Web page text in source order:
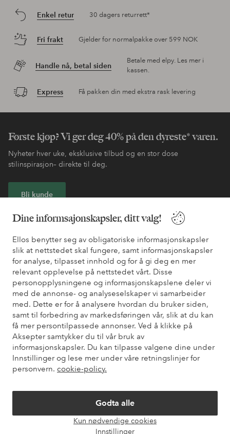
Dine informsajonskapsler, ditt valg!
Ellos benytter seg av obligatoriske informasjonskapsler
slik at nettstedet skal fungere, samt informasjonskapsler
for analyse, tilpasset innhold og for å gi deg en mer
relevant opplevelse på nettstedet vårt. Disse
personopplysningene og informasjonskapslene deler vi
med de annonse- og analyseselskaper vi samarbeider
med. Dette er for å analysere hvordan du bruker siden,
samt til forbedring av markedsføringen vår, slik at du kan
få mer persontilpassede annonser. Ved å klikke på
Aksepter samtykker du til vår bruk av
informasjonskapsler. Du kan tilpasse valgene dine under
Innstillinger og lese mer under våre retningslinjer for
personvern. cookie-policy.
Godta alle
Kun nødvendige cookies
Innstillinger
Enkel retur 30 dagers returrett*
Fri frakt Gjelder for normalpakke over 599 NOK
Handle nå, betal siden
Betale med elpy. Les mer i
kassen.
Express Få pakken din med ekstra rask levering
Første kjøp? Vi ger deg 40% på den dyreste* varen.
Nyheter hver uke, eksklusive tilbud og en stor dose
stilinspirasjon– direkte til deg.
Bli kunde
* Se tilbudsvilkår ved registrering
Trenger du hjelp?
Du finner svar på de vanligste spørsmålene i vår FAQ. Du finner
også informasjon om hvordan du kan kontakte oss.
Kundeservice Bestilling Betalingsmåte
Mine sider